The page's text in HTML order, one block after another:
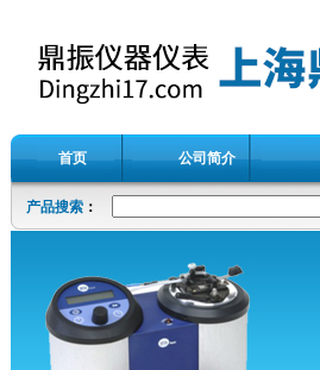
首页 公司简介
产品搜索：